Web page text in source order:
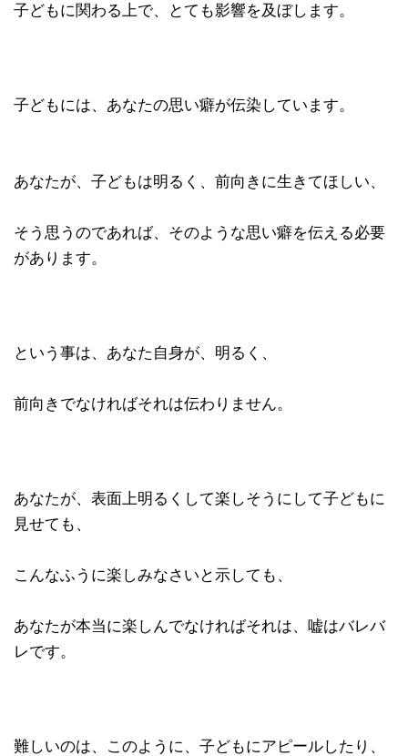
子どもに関わる上で、とても影響を及ぼします。
子どもには、あなたの思い癖が伝染しています。
あなたが、子どもは明るく、前向きに生きてほしい、
そう思うのであれば、そのような思い癖を伝える必要
があります。
という事は、あなた自身が、明るく、
前向きでなければそれは伝わりません。
あなたが、表面上明るくして楽しそうにして子どもに
見せても、
こんなふうに楽しみなさいと示しても、
あなたが本当に楽しんでなければそれは、嘘はバレバ
レです。
難しいのは、このように、子どもにアピールしたり、